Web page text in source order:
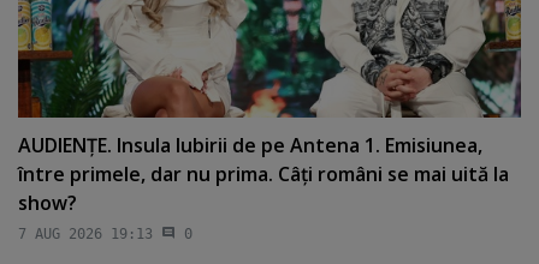
AUDIENŢE. Insula Iubirii de pe Antena 1. Emisiunea,
între primele, dar nu prima. Câţi români se mai uită la
show?
7 AUG 2026 19:13 0